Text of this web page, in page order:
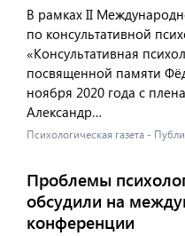
В рамках II
по консультативной
«Консультативная
посвященной памяти
ноября 2020 года с
Александр…
Психологическая газета -
Проблемы
обсудили на
конференции